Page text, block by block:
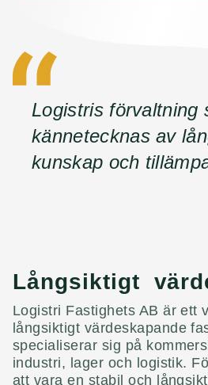
Logistris förvaltning
kännetecknas av
kunskap och
Långsiktigt
Logistri Fastighets AB är ett
långsiktigt värdeskapande
specialiserar sig på
industri, lager och logistik.
att vara en stabil och